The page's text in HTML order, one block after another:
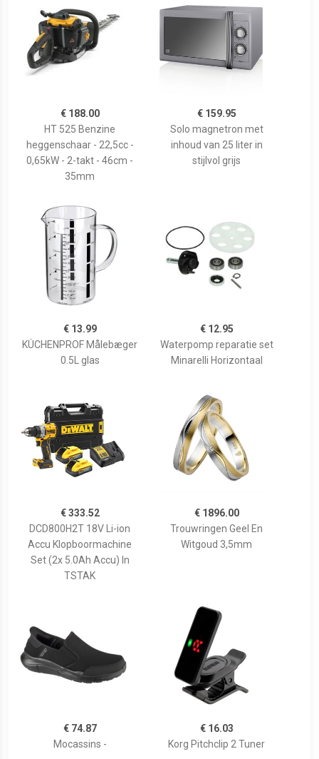
€ 188.00
HT 525 Benzine
heggenschaar - 22,5cc -
0,65kW - 2-takt - 46cm -
35mm
€ 159.95
Solo magnetron met
inhoud van 25 liter in
stijlvol grijs
€ 13.99
KÜCHENPROF Målebæger
0.5L glas
€ 12.95
Waterpomp reparatie set
Minarelli Horizontaal
€ 333.52
DCD800H2T 18V Li-ion
Accu Klopboormachine
Set (2x 5.0Ah Accu) In
TSTAK
€ 1896.00
Trouwringen Geel En
Witgoud 3,5mm
€ 74.87
Mocassins -
€ 16.03
Korg Pitchclip 2 Tuner